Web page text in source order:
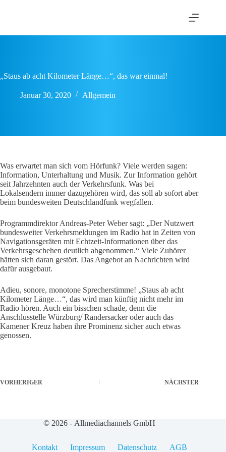
„Staus ab acht Kilometer Länge…“, das war einmal!
Januar 30, 2020 Allgemein
Was erwartet man sich vom Hörfunk? Viele werden sagen:
Information, Unterhaltung und Musik. Zur Information gehört
seit Jahrzehnten auch der Verkehrsfunk. Was bei
Lokalsendern immer dazugehören wird, das soll ab sofort aber
beim bundesweiten Deutschlandfunk wegfallen.
Programmdirektor Andreas-Peter Weber sagt: „Der Nutzwert
bundesweiter Verkehrsmeldungen im Radio hat in Zeiten von
Navigationsgeräten mit Echtzeit-Informationen über das
Verkehrsgeschehen deutlich abgenommen.“ Viele Zuhörer
hätten sich daran gestört. Das Angebot an Nachrichten wird
dafür ausgebaut.
Adieu, sonore, monotone Sprecherstimme! „Staus ab acht
Kilometer Länge…“, das wird man künftig nicht mehr im
Radio hören. Auch ein bisschen schade, denn die
Anschlusstelle Würzburg/ Randersacker oder auch das
Kamener Kreuz haben ihre Prominenz sicher auch etwas
genossen.
VORHERIGER NÄCHSTER
© 2026 - Allmediachannels GmbH
Kontakt Impressum Datenschutz AGB